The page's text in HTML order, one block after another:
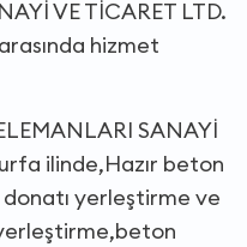
VE TİCARET LTD.
hizmet
SANAYİ
ilinde,Hazır beton
yerleştirme ve